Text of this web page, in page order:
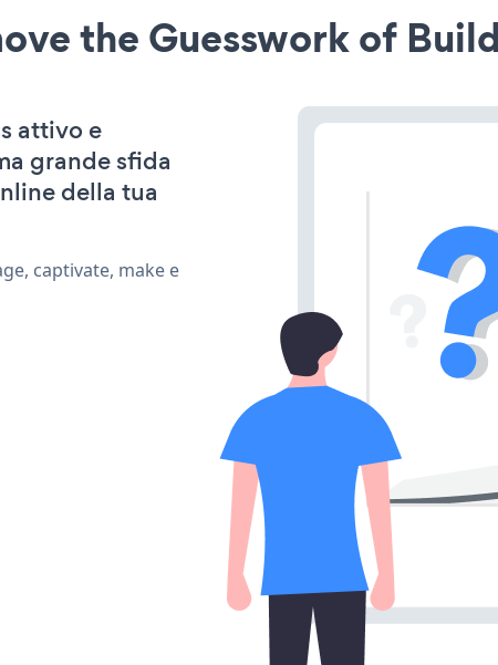
the Guesswork of
attivo e
grande sfida
della tua
captivate, make e